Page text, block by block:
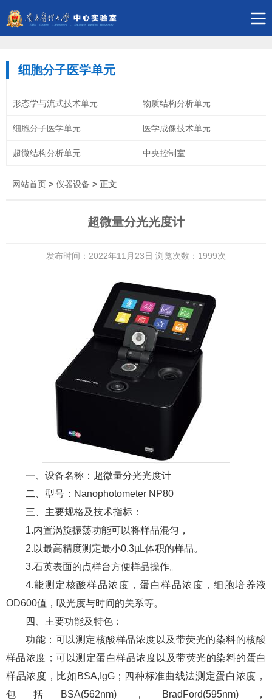
细胞分子医学单元
形态学与流式技术单元 物质结构分析单元
细胞分子医学单元 医学成像技术单元
超微结构分析单元 中央控制室
网站首页 > 仪器设备 > 正文
超微量分光光度计
发布时间：2022年11月23日 浏览次数： 1999次
一、设备名称：超微量分光光度计
二、型号：Nanophotometer NP80
三、主要规格及技术指标：
1.内置涡旋振荡功能可以将样品混匀，
2.以最高精度测定最小0.3µL体积的样品。
3.石英表面的点样台方便样品操作。
4.能测定核酸样品浓度，蛋白样品浓度，细胞培养液
OD600值，吸光度与时间的关系等。
四、主要功能及特色：
功能：可以测定核酸样品浓度以及带荧光的染料的核酸
样品浓度；可以测定蛋白样品浓度以及带荧光的染料的蛋白
样品浓度，比如BSA,IgG；四种标准曲线法测定蛋白浓度，
包括BSA(562nm)，BradFord(595nm)，